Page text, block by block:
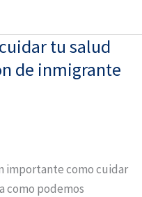
tu salud
de inmigrante
importante como cuidar
como podemos